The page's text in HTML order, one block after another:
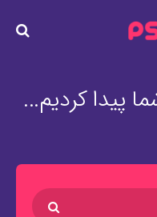
پیدا کردیم...